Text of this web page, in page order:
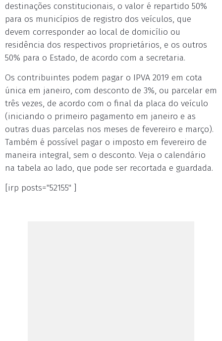
destinações constitucionais, o valor é repartido 50%
para os municípios de registro dos veículos, que
devem corresponder ao local de domicílio ou
residência dos respectivos proprietários, e os outros
50% para o Estado, de acordo com a secretaria.
Os contribuintes podem pagar o IPVA 2019 em cota
única em janeiro, com desconto de 3%, ou parcelar em
três vezes, de acordo com o final da placa do veículo
(iniciando o primeiro pagamento em janeiro e as
outras duas parcelas nos meses de fevereiro e março).
Também é possível pagar o imposto em fevereiro de
maneira integral, sem o desconto. Veja o calendário
na tabela ao lado, que pode ser recortada e guardada.
[irp posts="52155" ]